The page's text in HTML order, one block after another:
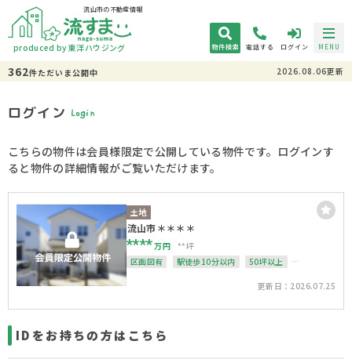
流山市の不動産情報
produced by 東洋ハウジング 物件検索 電話する ログイン MENU
362件ただいま公開中 2026.08.06更新
ログイン Login
こちらの物件は会員様限定で公開している物件です。ログインす
ると物件の詳細情報がご覧いただけます。
土地
流山市＊＊＊＊
****万円
**坪
区画図有
駅徒歩10分以内
50坪以上
更新日：2026.07.25
IDをお持ちの方はこちら